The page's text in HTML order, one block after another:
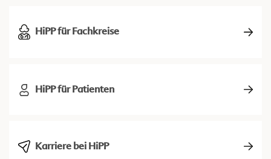
HiPP für Fachkreise
HiPP für Patienten
Karriere bei HiPP